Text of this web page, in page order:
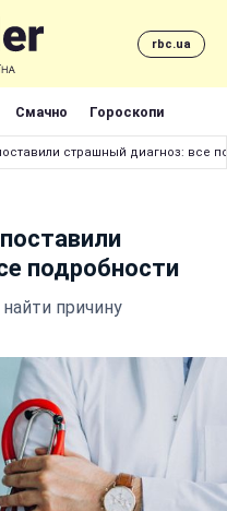
rbc.ua
Смачно Гороскопи
страшный диагноз: все
подробности
причину